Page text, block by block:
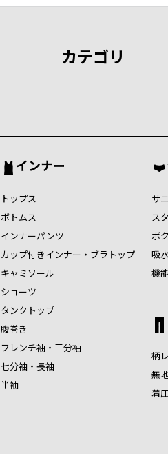
カテゴリ
インナー
トップス
ボトムス
インナーパンツ
カップ付きインナー・ブラトップ
キャミソール
ショーツ
タンクトップ
腹巻き
フレンチ袖・三分袖
七分袖・長袖
半袖
サ
ス
ボ
吸
機
柄
無
着